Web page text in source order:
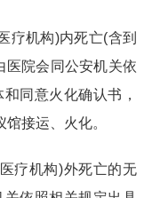
疗机构)内死亡(含到
医院会同公安机关依
同意火化确认书，
接运、火化。
疗机构)外死亡的无